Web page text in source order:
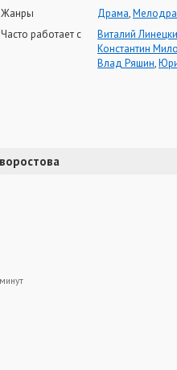
Жанры
Драма,
Часто работает с
Виталий
Константин
Влад Ряшин,